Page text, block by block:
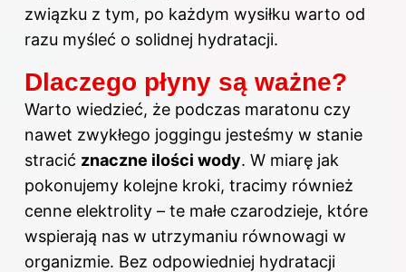
związku z tym, po każdym wysiłku warto od
razu myśleć o solidnej hydratacji.
Dlaczego płyny są ważne?
Warto wiedzieć, że podczas maratonu czy
nawet zwykłego joggingu jesteśmy w stanie
stracić znaczne ilości wody. W miarę jak
pokonujemy kolejne kroki, tracimy również
cenne elektrolity – te małe czarodzieje, które
wspierają nas w utrzymaniu równowagi w
organizmie. Bez odpowiedniej hydratacji